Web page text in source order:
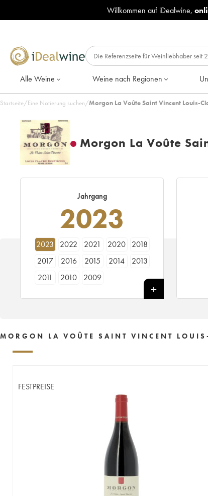
Willkommen auf iDealwine,
Alle Weine Weine nach Regionen
Startseite/Eine Notierung suchen/Morgon La Voûte Saint Vincent Louis-
Morgon La Voûte
Jahrgang
2023
2023 2022 2021 2020
2018
2017
2016 2015 2014
2013
2011
2010 2009
MORGON LA VOÛTE SAINT VINCENT
FESTPREISE